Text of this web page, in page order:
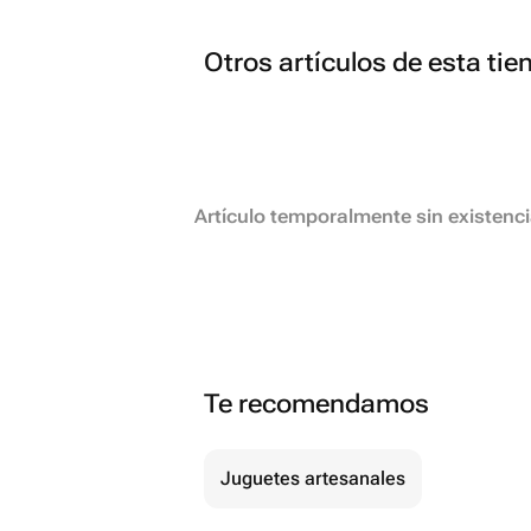
Otros artículos de esta
Artículo temporalmente sin
Te recomendamos
Juguetes artesanales